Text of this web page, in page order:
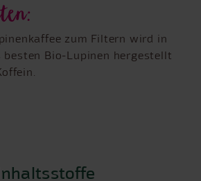
zum Filtern wird in
besten Bio-Lupinen hergestellt